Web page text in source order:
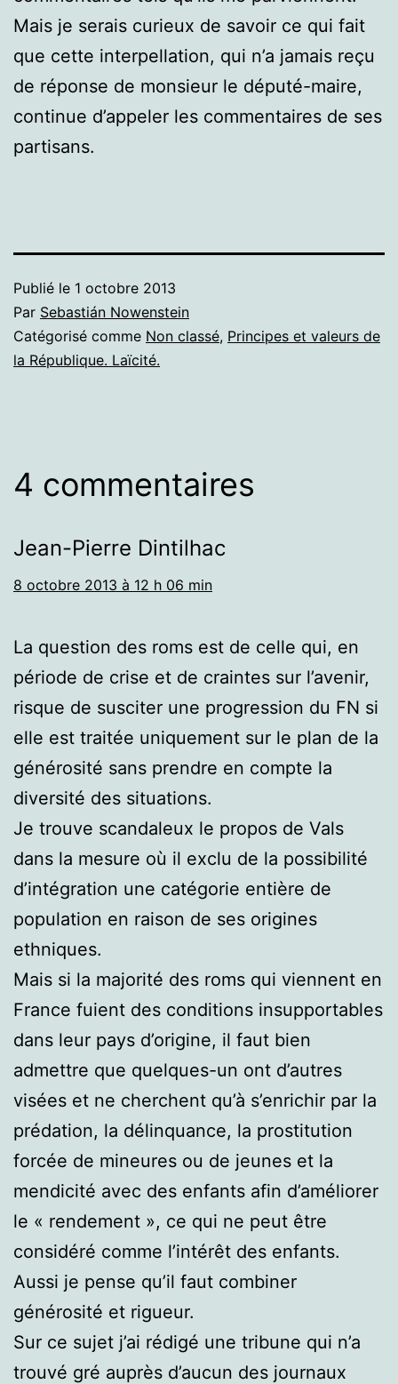
Mais je serais curieux de savoir ce qui fait
que cette interpellation, qui n’a jamais reçu
de réponse de monsieur le député-maire,
continue d’appeler les commentaires de ses
partisans.
Publié le 1 octobre 2013
Par Sebastián Nowenstein
Catégorisé comme Non classé, Principes et valeurs de
la République. Laïcité.
4 commentaires
Jean-Pierre Dintilhac
8 octobre 2013 à 12 h 06 min
La question des roms est de celle qui, en
période de crise et de craintes sur l’avenir,
risque de susciter une progression du FN si
elle est traitée uniquement sur le plan de la
générosité sans prendre en compte la
diversité des situations.
Je trouve scandaleux le propos de Vals
dans la mesure où il exclu de la possibilité
d’intégration une catégorie entière de
population en raison de ses origines
ethniques.
Mais si la majorité des roms qui viennent en
France fuient des conditions insupportables
dans leur pays d’origine, il faut bien
admettre que quelques-un ont d’autres
visées et ne cherchent qu’à s’enrichir par la
prédation, la délinquance, la prostitution
forcée de mineures ou de jeunes et la
mendicité avec des enfants afin d’améliorer
le « rendement », ce qui ne peut être
considéré comme l’intérêt des enfants.
Aussi je pense qu’il faut combiner
générosité et rigueur.
Sur ce sujet j’ai rédigé une tribune qui n’a
trouvé gré auprès d’aucun des journaux